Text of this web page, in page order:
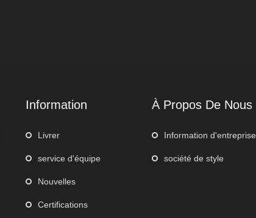
Information
Livrer
service d'équipe
Nouvelles
Certifications
À Propos De Nous
Information d'entreprise
société de style